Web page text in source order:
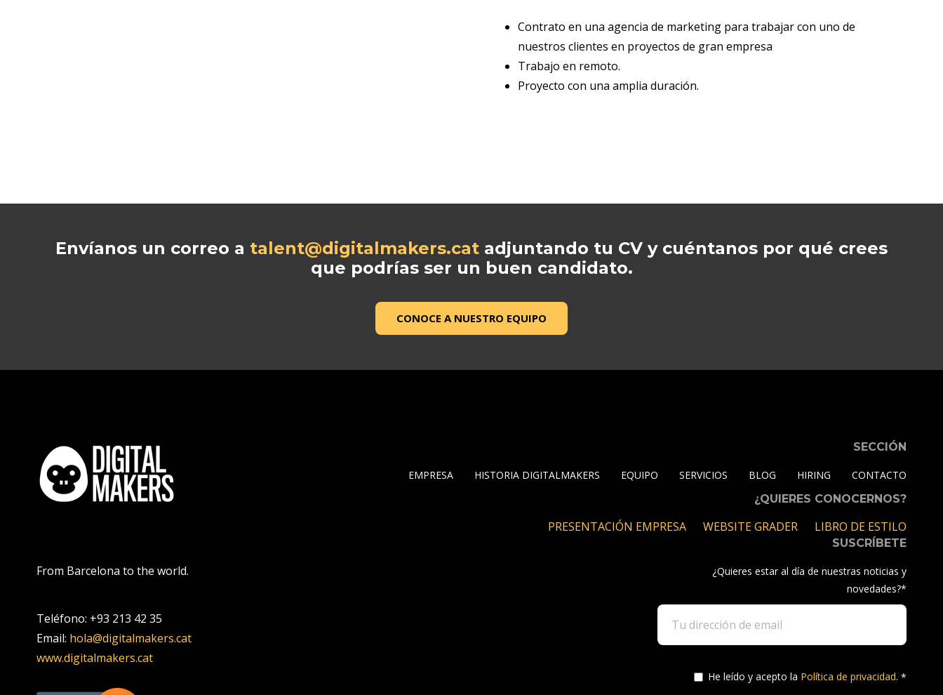
Contrato en una agencia de marketing para trabajar con uno de
nuestros clientes en proyectos de gran empresa
Trabajo en remoto.
Proyecto con una amplia duración.
Envíanos un correo a talent@digitalmakers.cat adjuntando tu CV y cuéntanos por qué crees
que podrías ser un buen candidato.
CONOCE A NUESTRO EQUIPO
From Barcelona to the world.
Teléfono: +93 213 42 35
Email: hola@digitalmakers.cat
www.digitalmakers.cat
SECCIÓN
EMPRESA HISTORIA DIGITALMAKERS EQUIPO SERVICIOS BLOG HIRING
CONTACTO
¿QUIERES CONOCERNOS?
PRESENTACIÓN EMPRESA WEBSITE GRADER LIBRO DE ESTILO
SUSCRÍBETE
¿Quieres estar al día de nuestras noticias y
novedades?*
He leído y acepto la Política de privacidad. *